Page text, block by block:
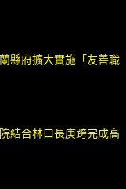
縣府擴大實施「友善職
結合林口長庚跨完成高